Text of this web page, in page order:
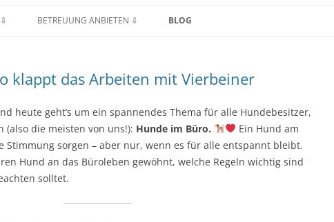
KÄRNTEN
NIEDERÖSTERREICH
OBERÖSTERREICH
SALZBURG
TIERE
BETREUUNG ANBIETEN ⇩
KÄRNTEN
NIEDERÖSTERREICH
OBERÖSTERREICH
SALZBURG
BLOG
klappt das Arbeiten mit Vierbeiner
heute geht’s um ein spannendes Thema für alle Hundebesitzer,
die meisten von uns!): Hunde im Büro.
Ein Hund am
Stimmung sorgen – aber nur, wenn es für alle entspannt bleibt.
Hund an das Büroleben gewöhnt, welche Regeln wichtig sind
solltet.